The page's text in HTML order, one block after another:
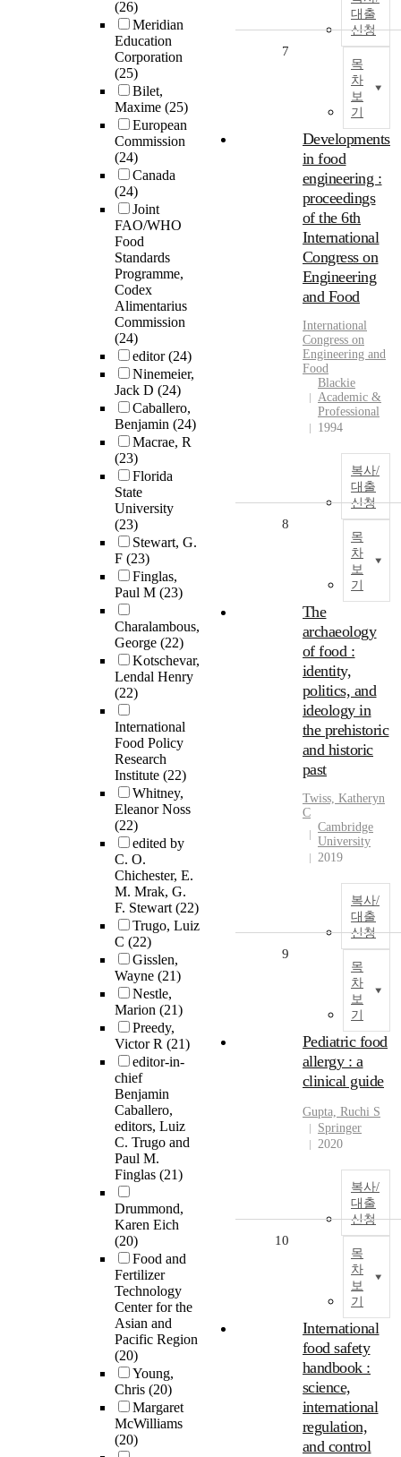
(26)
Meridian
Education
Corporation
(25)
Bilet,
Maxime (25)
European
Commission
(24)
Canada
(24)
Joint
FAO/WHO
Food
Standards
Programme,
Codex
Alimentarius
Commission
(24)
editor(24)
Ninemeier,
Jack D (24)
Caballero,
Benjamin (24)
Macrae, R
(23)
Florida
State
University
(23)
Stewart, G.
F (23)
Finglas,
Paul M (23)
Charalambous,
George (22)
Kotschevar,
Lendal Henry
(22)
International
Food Policy
Research
Institute (22)
Whitney,
Eleanor Noss
(22)
edited by
C. O.
Chichester, E.
M. Mrak, G.
F. Stewart(22)
Trugo, Luiz
C (22)
Gisslen,
Wayne (21)
Nestle,
Marion (21)
Preedy,
Victor R (21)
editor-in-
chief
Benjamin
Caballero,
editors, Luiz
C. Trugo and
Paul M.
Finglas (21)
Drummond,
Karen Eich
(20)
Food and
Fertilizer
Technology
Center for the
Asian and
Pacific Region
(20)
Young,
Chris (20)
Margaret
McWilliams
(20)
대출
신청
목
차
보
기
7
Developments
in food
engineering :
proceedings
of the 6th
International
Congress on
Engineering
and Food
International
Congress on
Engineering and
Food
Blackie
Academic &
Professional
1994
복사/
대출
신청
목
차
보
기
8
The
archaeology
of food :
identity,
politics, and
ideology in
the prehistoric
and historic
past
Twiss, Katheryn
C
Cambridge
University
2019
복사/
대출
신청
목
차
보
기
9
Pediatric food
allergy : a
clinical guide
Gupta, Ruchi S
Springer
2020
복사/
대출
신청
목
차
보
기
10
International
food safety
handbook :
science,
international
regulation,
and control